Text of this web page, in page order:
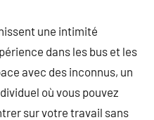
une intimité
dans les bus et les
avec des inconnus, un
où vous pouvez
sur votre travail sans